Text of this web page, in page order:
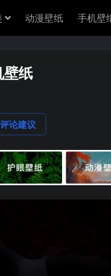
动漫壁纸 手机壁
壁纸
评论建议